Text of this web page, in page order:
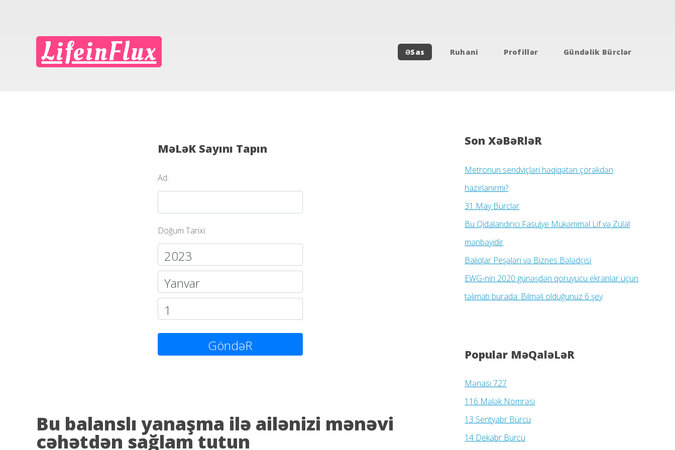
LifeinFlux ƏSas Ruhani Profillər Gündəlik Bürclər
MəLəK Sayını Tapın
Ad:
Doğum Tarixi:
GöndəR
Bu balanslı yanaşma ilə ailənizi mənəvi
cəhətdən sağlam tutun
Son XəBəRləR
Metronun sendviçləri həqiqətən çörəkdən
hazırlanırmı?
31 May Bürclər
Bu Qidalandırıcı Fasulye Mükəmməl Lif və Zülal
mənbəyidir
Balıqlar Peşələri və Biznes Bələdçisi
EWG-nin 2020 günəşdən qoruyucu ekranlar üçün
təlimatı burada: Bilməli olduğunuz 6 şey
Popular MəQaləLəR
Mənası 727
116 Mələk Nömrəsi
13 Sentyabr Bürcü
14 Dekabr Bürcü